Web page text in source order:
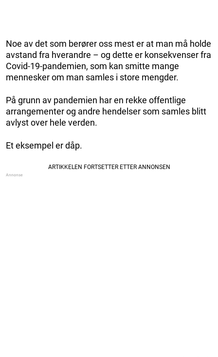
Noe av det som berører oss mest er at man må holde
avstand fra hverandre – og dette er konsekvenser fra
Covid-19-pandemien, som kan smitte mange
mennesker om man samles i store mengder.
På grunn av pandemien har en rekke offentlige
arrangementer og andre hendelser som samles blitt
avlyst over hele verden.
Et eksempel er dåp.